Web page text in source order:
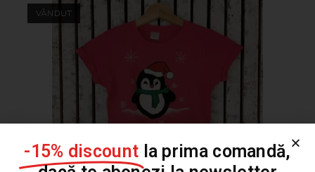
VÂNDUT
-15% discount la prima comandă,